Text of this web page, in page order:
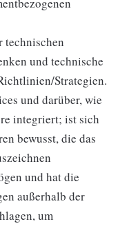
technischen
und technische
Strategien.
und darüber, wie
integriert; ist sich
bewusst, die das
und hat die
außerhalb der
um